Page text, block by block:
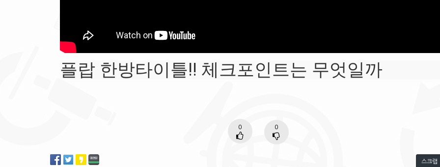
플랍 한방타이틀!! 체크포인트는 무엇일까
0 0
스크랩